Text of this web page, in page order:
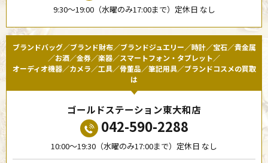
9:30〜19:00（水曜のみ17:00まで）定休日 なし
ブランドバッグ／ブランド財布／ブランドジュエリー／時計／宝石／貴金属
／お酒／金券／楽器／スマートフォン・タブレット／
オーディオ機器／カメラ／工具／骨董品／筆記用具／ブランドコスメの買取
は
ゴールドステーション東大和店
042-590-2288
10:00〜19:30（水曜のみ17:00まで）定休日 なし